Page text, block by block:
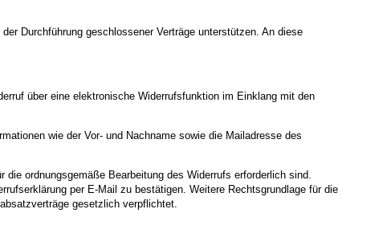
Durchführung geschlossener Verträge unterstützen. An diese
über eine elektronische Widerrufsfunktion im Einklang mit den
wie der Vor- und Nachname sowie die Mailadresse des
ordnungsgemäße Bearbeitung des Widerrufs erforderlich sind.
per E-Mail zu bestätigen. Weitere Rechtsgrundlage für die
gesetzlich verpflichtet.